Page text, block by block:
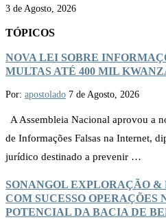
3 de Agosto, 2026
TÓPICOS
NOVA LEI SOBRE
MULTAS ATÉ 400 MIL
Por: apostolado 7 de Agosto, 2026
A Assembleia Nacional aprovou a
de Informações Falsas na Internet,
jurídico destinado a prevenir …
SONANGOL EXPLORAÇÃO
COM SUCESSO OPERAÇÕES
POTENCIAL DA BACIA DE